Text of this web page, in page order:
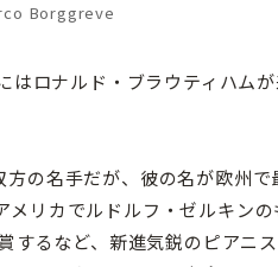
Borggreve
ロナルド・ブラウティハム
の名手だが、彼の名が欧州で
リカでルドルフ・ゼルキン
るなど、新進気鋭のピアニ